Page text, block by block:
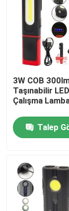
SG Gösterisi
Hakkımızda
Fabrika turu
Bir teklif isteği
Taşınabilir
3W COB
Taşınabilir LED
Çalışma
Talep